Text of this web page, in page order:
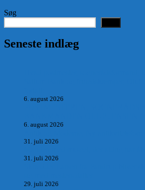
Søg
Seneste indlæg
6. august 2026
6. august 2026
31. juli 2026
31. juli 2026
29. juli 2026